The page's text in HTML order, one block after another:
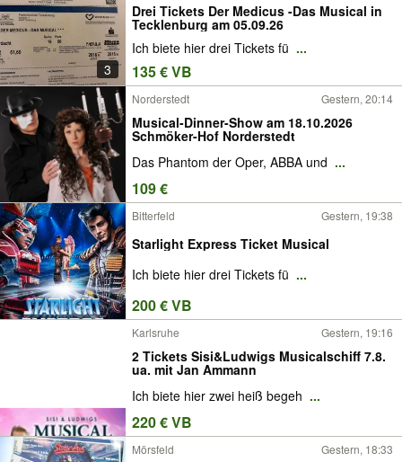
3
Drei Tickets Der Medicus -Das Musical in
Tecklenburg am 05.09.26
Ich biete hier drei Tickets fü ...
135 € VB
Norderstedt Gestern, 20:14
Musical-Dinner-Show am 18.10.2026
Schmöker-Hof Norderstedt
Das Phantom der Oper, ABBA und ...
109 €
Bitterfeld Gestern, 19:38
Starlight Express Ticket Musical
Ich biete hier drei Tickets fü ...
200 € VB
Karlsruhe Gestern, 19:16
2 Tickets Sisi&Ludwigs Musicalschiff 7.8.
ua. mit Jan Ammann
Ich biete hier zwei heiß begeh ...
220 € VB
Mörsfeld Gestern, 18:33